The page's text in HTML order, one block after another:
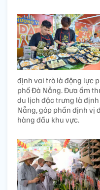
định vai trò là động lực
phố Đà Nẵng. Đưa ẩm
du lịch đặc trưng là
Nẵng, góp phần định vị
hàng đầu khu vực.